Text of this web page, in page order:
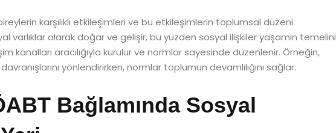
karşılıklı etkileşimleri ve bu etkileşimlerin toplumsal düzeni
varlıklar olarak doğar ve gelişir, bu yüzden sosyal ilişkiler yaşamın temelini
kanalları aracılığıyla kurulur ve normlar sayesinde düzenlenir. Örneğin,
yönlendirirken, normlar toplumun devamlılığını sağlar.
Bağlamında Sosyal